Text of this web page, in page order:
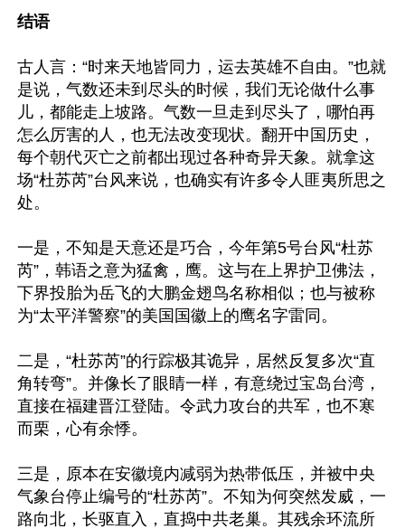
结语
古人言：“时来天地皆同力，运去英雄不自由。”也就
是说，气数还未到尽头的时候，我们无论做什么事
儿，都能走上坡路。气数一旦走到尽头了，哪怕再
怎么厉害的人，也无法改变现状。翻开中国历史，
每个朝代灭亡之前都出现过各种奇异天象。就拿这
场“杜苏芮”台风来说，也确实有许多令人匪夷所思之
处。
一是，不知是天意还是巧合，今年第5号台风“杜苏
芮”，韩语之意为猛禽，鹰。这与在上界护卫佛法，
下界投胎为岳飞的大鹏金翅鸟名称相似；也与被称
为“太平洋警察”的美国国徽上的鹰名字雷同。
二是，“杜苏芮”的行踪极其诡异，居然反复多次“直
角转弯”。并像长了眼睛一样，有意绕过宝岛台湾，
直接在福建晋江登陆。令武力攻台的共军，也不寒
而栗，心有余悸。
三是，原本在安徽境内减弱为热带低压，并被中央
气象台停止编号的“杜苏芮”。不知为何突然发威，一
路向北，长驱直入，直捣中共老巢。其残余环流所